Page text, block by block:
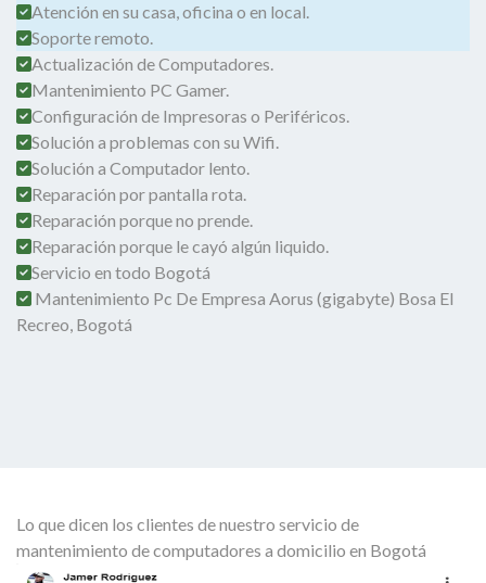
Atención en su casa, oficina o en local.
Soporte remoto.
Actualización de Computadores.
Mantenimiento PC Gamer.
Configuración de Impresoras o Periféricos.
Solución a problemas con su Wifi.
Solución a Computador lento.
Reparación por pantalla rota.
Reparación porque no prende.
Reparación porque le cayó algún liquido.
Servicio en todo Bogotá
Mantenimiento Pc De Empresa Aorus (gigabyte) Bosa El
Recreo, Bogotá
Lo que dicen los clientes de nuestro servicio de
mantenimiento de computadores a domicilio en Bogotá